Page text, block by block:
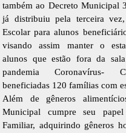
também ao Decreto Municipal
já distribuiu pela terceira
Escolar para alunos
visando assim manter o
alunos que estão fora da
pandemia Coronavírus-
beneficiadas 120 famílias com
Além de gêneros
Municipal cumpre seu
Familiar, adquirindo gêneros